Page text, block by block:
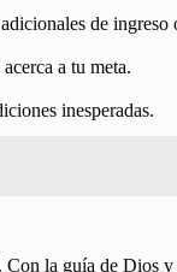
de
a tu meta.
inesperadas.
la guía de Dios